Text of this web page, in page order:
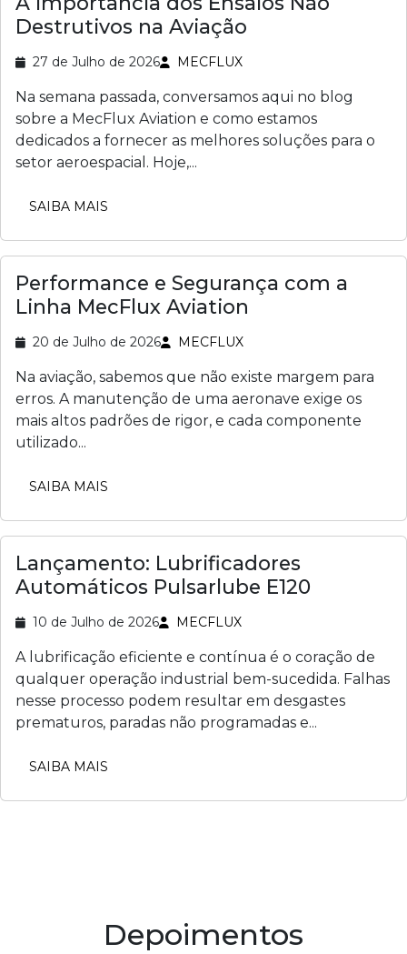
Destrutivos na Aviação
27 de Julho de 2026 MECFLUX
Na semana passada, conversamos aqui no blog
sobre a MecFlux Aviation e como estamos
dedicados a fornecer as melhores soluções para o
setor aeroespacial. Hoje,...
SAIBA MAIS
Performance e Segurança com a
Linha MecFlux Aviation
20 de Julho de 2026 MECFLUX
Na aviação, sabemos que não existe margem para
erros. A manutenção de uma aeronave exige os
mais altos padrões de rigor, e cada componente
utilizado...
SAIBA MAIS
Lançamento: Lubrificadores
Automáticos Pulsarlube E120
10 de Julho de 2026 MECFLUX
A lubrificação eficiente e contínua é o coração de
qualquer operação industrial bem-sucedida. Falhas
nesse processo podem resultar em desgastes
prematuros, paradas não programadas e...
SAIBA MAIS
Depoimentos